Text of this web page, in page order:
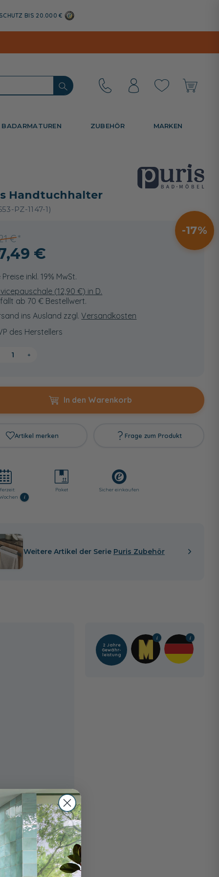
BIS 20.000 €
BADARMATUREN ZUBEHÖR MARKEN
Handtuchhalter
PZ-1147-1)
€
17
€
Preise inkl. 19% MwSt.
(12,90 €) in D.
ab 70 € Bestellwert.
ins Ausland zzgl.Versandkosten
des Herstellers
+
In den Warenkorb
Artikel merken Frage zum Produkt
i
Paket Sicher einkaufen
Weitere Artikel der Serie Puris Zubehör
2 Jahre
Gewähr­
leistung